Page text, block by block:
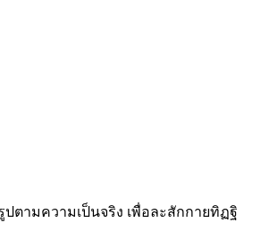
ตามความเป็นจริง เพื่อละสักกายทิฏฐิ